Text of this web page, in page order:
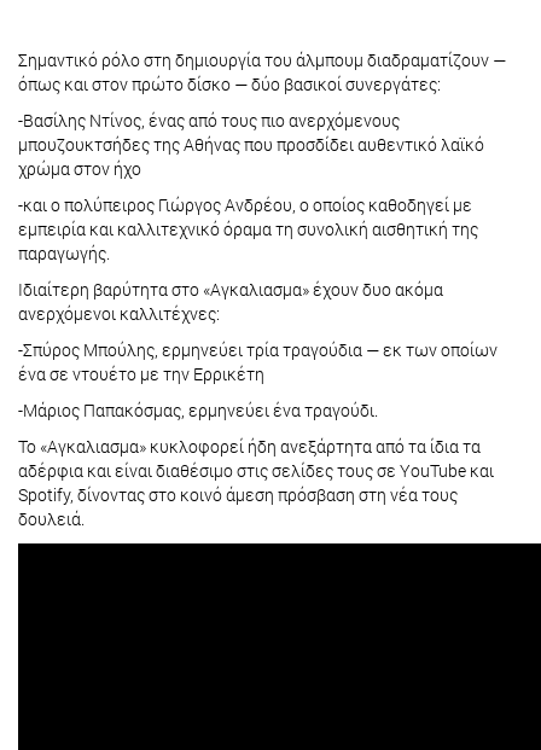
Σημαντικό ρόλο στη δημιουργία του άλμπουμ διαδραματίζουν —
όπως και στον πρώτο δίσκο — δύο βασικοί συνεργάτες:
-Βασίλης Ντίνος, ένας από τους πιο ανερχόμενους
μπουζουκτσήδες της Αθήνας που προσδίδει αυθεντικό λαϊκό
χρώμα στον ήχο
-και ο πολύπειρος Γιώργος Ανδρέου, ο οποίος καθοδηγεί με
εμπειρία και καλλιτεχνικό όραμα τη συνολική αισθητική της
παραγωγής.
Ιδιαίτερη βαρύτητα στο «Αγκαλιασμα» έχουν δυο ακόμα
ανερχόμενοι καλλιτέχνες:
-Σπύρος Μπούλης, ερμηνεύει τρία τραγούδια — εκ των οποίων
ένα σε ντουέτο με την Ερρικέτη
-Μάριος Παπακόσμας, ερμηνεύει ένα τραγούδι.
Το «Αγκαλιασμα» κυκλοφορεί ήδη ανεξάρτητα από τα ίδια τα
αδέρφια και είναι διαθέσιμο στις σελίδες τους σε YouTube και
Spotify, δίνοντας στο κοινό άμεση πρόσβαση στη νέα τους
δουλειά.